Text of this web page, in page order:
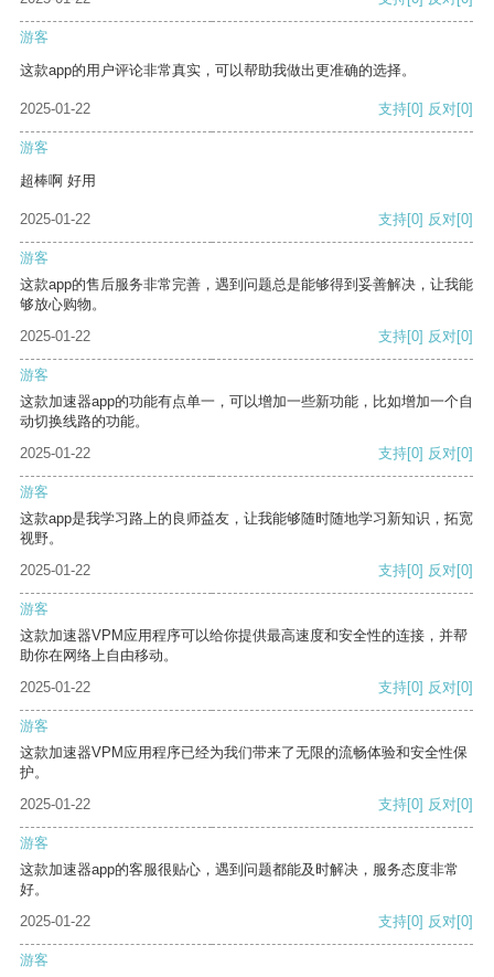
游客
这款app的用户评论非常真实，可以帮助我做出更准确的选择。
2025-01-22 支持[0] 反对[0]
游客
超棒啊 好用
2025-01-22 支持[0] 反对[0]
游客
这款app的售后服务非常完善，遇到问题总是能够得到妥善解决，让我能
够放心购物。
2025-01-22
支持[0] 反对[0]
游客
这款加速器app的功能有点单一，可以增加一些新功能，比如增加一个自
动切换线路的功能。
2025-01-22
支持[0] 反对[0]
游客
这款app是我学习路上的良师益友，让我能够随时随地学习新知识，拓宽
视野。
2025-01-22
支持[0] 反对[0]
游客
这款加速器VPM应用程序可以给你提供最高速度和安全性的连接，并帮
助你在网络上自由移动。
2025-01-22
支持[0] 反对[0]
游客
这款加速器VPM应用程序已经为我们带来了无限的流畅体验和安全性保
护。
2025-01-22
支持[0] 反对[0]
游客
这款加速器app的客服很贴心，遇到问题都能及时解决，服务态度非常
好。
2025-01-22
支持[0] 反对[0]
游客